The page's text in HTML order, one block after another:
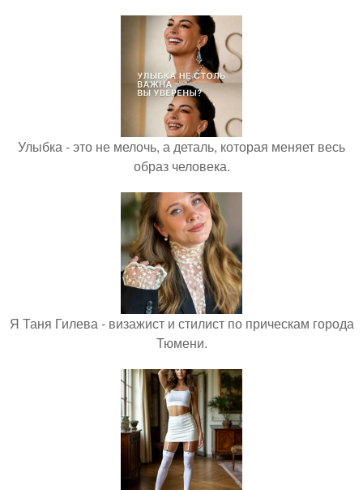
Улыбка - это не мелочь, а деталь, которая меняет весь
образ человека.
Я Таня Гилева - визажист и стилист по прическам города
Тюмени.